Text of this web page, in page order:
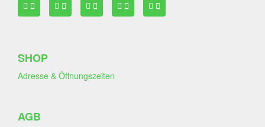
SHOP
Adresse & Öffnungszeiten
AGB